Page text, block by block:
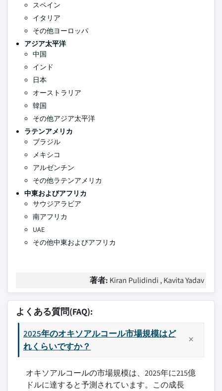
スペイン
イタリア
その他ヨーロッパ
アジア太平洋
中国
インド
日本
オーストラリア
韓国
その他アジア太平洋
ラテンアメリカ
ブラジル
メキシコ
アルゼンチン
その他ラテンアメリカ
中東およびアフリカ
サウジアラビア
南アフリカ
UAE
その他中東およびアフリカ
著者: Kiran Pulidindi , Kavita Yadav
よくある質問(FAQ):
2025年のオキソアルコール市場規模はど
れくらいですか？
オキソアルコールの市場規模は、2025年に215億
ドルに達すると予測されています。この成長